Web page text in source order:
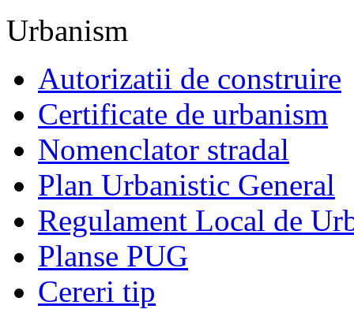
Urbanism
Autorizatii de construire
Certificate de urbanism
Nomenclator stradal
Plan Urbanistic General
Regulament Local de
Planse PUG
Cereri tip